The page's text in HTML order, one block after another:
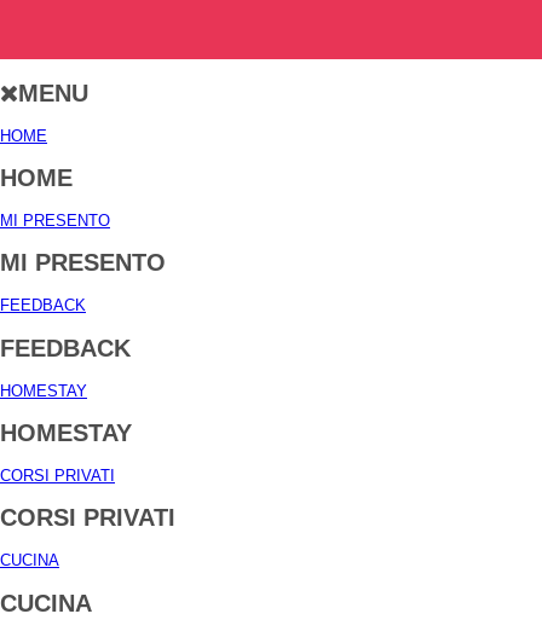
MENU
HOME
HOME
MI PRESENTO
MI PRESENTO
FEEDBACK
FEEDBACK
HOMESTAY
HOMESTAY
CORSI PRIVATI
CORSI PRIVATI
CUCINA
CUCINA